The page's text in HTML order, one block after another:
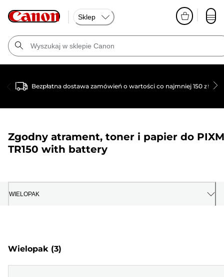
Sklep
Bezpłatna dostawa zamówień o wartości co najmniej 150 zł
Zgodny atrament, toner i papier do
TR150 with battery
WIELOPAK
Wielopak (3)